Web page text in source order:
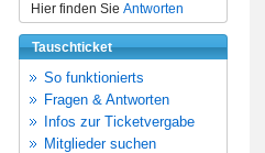
Hier finden Sie Antworten
Tauschticket
So funktionierts
Fragen & Antworten
Infos zur Ticketvergabe
Mitglieder suchen